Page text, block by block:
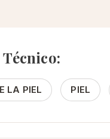
LA PIEL PIEL